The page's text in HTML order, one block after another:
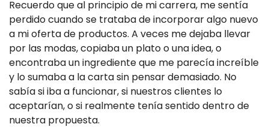
Recuerdo que al principio de mi carrera, me sentía
perdido cuando se trataba de incorporar algo nuevo
a mi oferta de productos. A veces me dejaba llevar
por las modas, copiaba un plato o una idea, o
encontraba un ingrediente que me parecía increíble
y lo sumaba a la carta sin pensar demasiado. No
sabía si iba a funcionar, si nuestros clientes lo
aceptarían, o si realmente tenía sentido dentro de
nuestra propuesta.